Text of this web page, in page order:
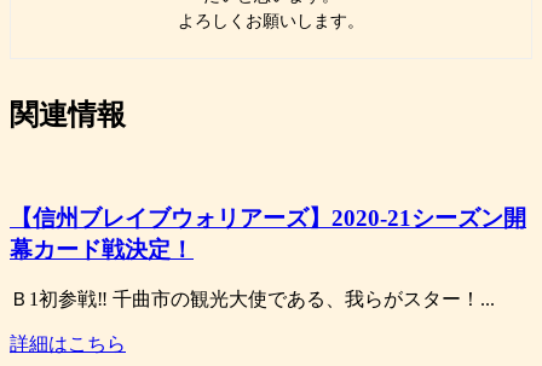
よろしくお願いします。
関連情報
【信州ブレイブウォリアーズ】2020-21シーズン開
幕カード戦決定！
Ｂ1初参戦‼ 千曲市の観光大使である、我らがスター！...
詳細はこちら